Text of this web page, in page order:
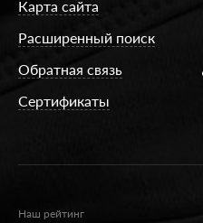
Карта сайта
Расширенный поиск
Обратная связь
Сертификаты
Наш рейтинг